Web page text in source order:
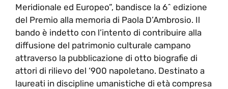
Meridionale ed Europeo”, bandisce la 6^ edizione
del Premio alla memoria di Paola D’Ambrosio. Il
bando è indetto con l’intento di contribuire alla
diffusione del patrimonio culturale campano
attraverso la pubblicazione di otto biografie di
attori di rilievo del ‘900 napoletano. Destinato a
laureati in discipline umanistiche di età compresa